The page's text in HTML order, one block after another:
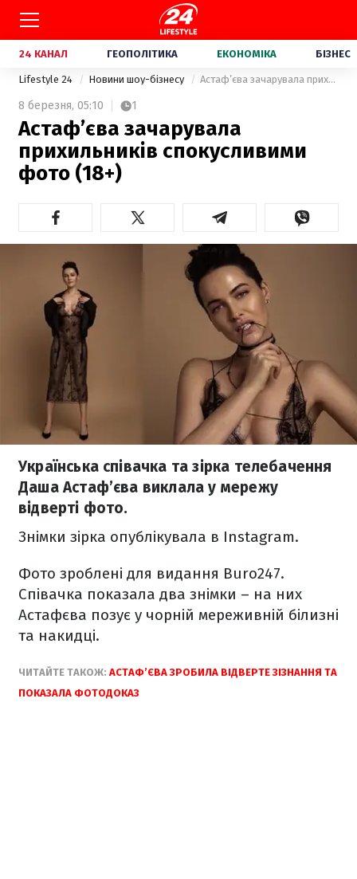
24 КАНАЛ ГЕОПОЛІТИКА ЕКОНОМІКА БІЗНЕС
Lifestyle 24 Новини шоу-бізнесу Астаф’єва зачарувала прихильників спокусливими фото (18+)
8 березня, 05:10 1
Астаф’єва зачарувала
прихильників спокусливими
фото (18+)
Українська співачка та зірка телебачення
Даша Астаф’єва виклала у мережу
відверті фото.
Знімки зірка опублікувала в Instagram.
Фото зроблені для видання Buro247.
Співачка показала два знімки – на них
Астафєва позує у чорній мереживній білизні
та накидці.
ЧИТАЙТЕ ТАКОЖ: АСТАФ’ЄВА ЗРОБИЛА ВІДВЕРТЕ ЗІЗНАННЯ ТА
ПОКАЗАЛА ФОТОДОКАЗ